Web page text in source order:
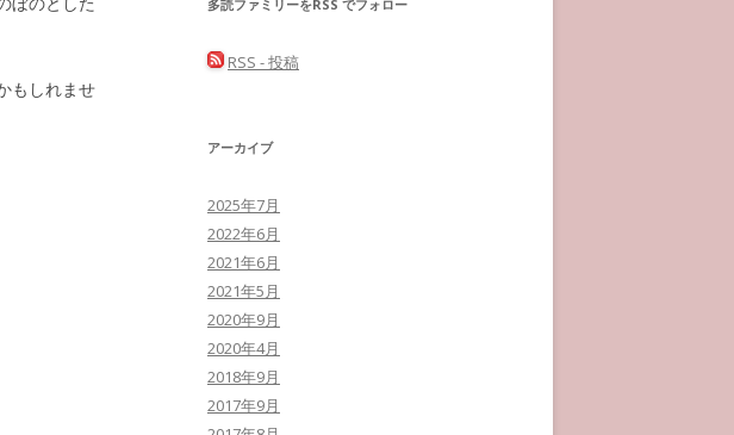
もしれませ
多読ファミリーをRSS でフォロー
RSS - 投稿
アーカイブ
2025年7月
2022年6月
2021年6月
2021年5月
2020年9月
2020年4月
2018年9月
2017年9月